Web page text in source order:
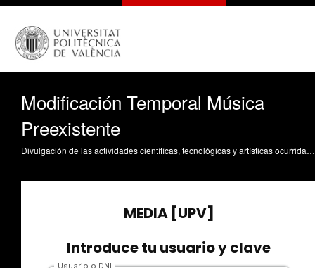
Modificación Temporal Música
Preexistente
Divulgación de las actividades científicas, tecnológicas y artísticas ocurridas en los tres campus de la UPV